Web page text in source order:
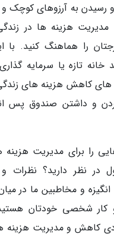
و رسیدن به آرزوهای کوچک
مدیریت هزینه ها در
را هماهنگ کنید.
خانه تازه یا سرمایه
های کاهش هزینه های
و داشتن صندوق پس
را برای مدیریت
در نظر دارید؟ نظرات
انگیزه و مخاطبین ما در
شخصی خودتان
کاهش و مدیریت